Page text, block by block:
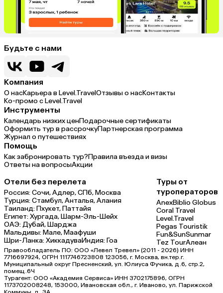
Будьте с нами
Компания
О насКарьера в Level.TravelОтзывы о насКонтакты
Ко-промо с Level.Travel
Инструменты
Календарь низких ценПодарочные сертификаты
Оформить тур в рассрочкуПартнерская программа
Журнал о путешествиях
Помощь
Как забронировать тур?Правила въезда и визы
Ответы на вопросыАкции
Отели без перелета
Россия:Сочи,Адлер,СПб,Москва
Турция:Стамбул,Анталья,Алания
Таиланд:Пхукет,Паттайя
Египет:Хургада,Шарм-Эль-Шейх
ОАЭ:Дубай,Шарджа
Мальдивы:Мале,Маафуши
Шри-Ланка:ХиккадуваИндия:Гоа
Туры от
туроператоров
AnexBiblio Globus
Coral Travel
Level.Travel
Pegas Touristik
Fun&SunSunmar
Tez TourАлеан
Правообладатель ПО: ООО «Левел Тревел» (2011 - 2026) ИНН
7716697924, ОГРН 1117746723808 123056, г. Москва, вн.тер.г.
Муниципальный округ Пресненский, ул. Юлиуса Фучика, д.6, стр.2,
помещ.6Ч
Турагент: ООО «Академия Сервиса» ИНН 3702175896, ОГРН
1173702008248, 153000, Ивановская обл., г. Иваново, ул. Парижской